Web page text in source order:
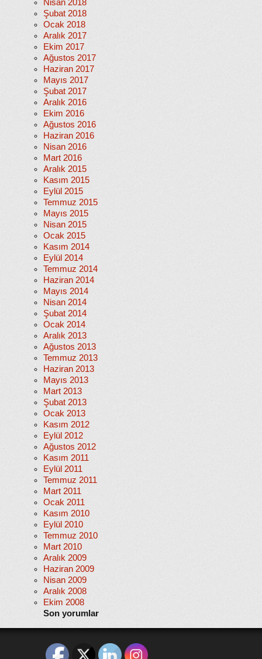
Nisan 2018
Şubat 2018
Ocak 2018
Aralık 2017
Ekim 2017
Ağustos 2017
Haziran 2017
Mayıs 2017
Şubat 2017
Aralık 2016
Ekim 2016
Ağustos 2016
Haziran 2016
Nisan 2016
Mart 2016
Aralık 2015
Kasım 2015
Eylül 2015
Temmuz 2015
Mayıs 2015
Nisan 2015
Ocak 2015
Kasım 2014
Eylül 2014
Temmuz 2014
Haziran 2014
Mayıs 2014
Nisan 2014
Şubat 2014
Ocak 2014
Aralık 2013
Ağustos 2013
Temmuz 2013
Haziran 2013
Mayıs 2013
Mart 2013
Şubat 2013
Ocak 2013
Kasım 2012
Eylül 2012
Ağustos 2012
Kasım 2011
Eylül 2011
Temmuz 2011
Mart 2011
Ocak 2011
Kasım 2010
Eylül 2010
Temmuz 2010
Mart 2010
Aralık 2009
Haziran 2009
Nisan 2009
Aralık 2008
Ekim 2008
Son yorumlar